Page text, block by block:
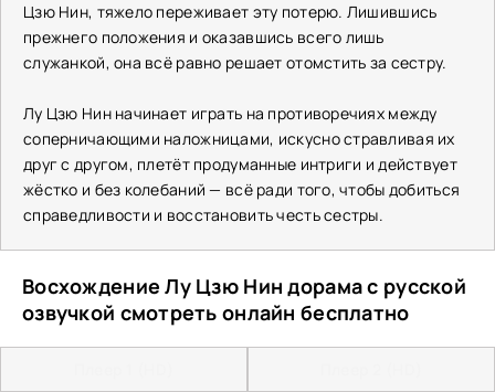
Цзю Нин, тяжело переживает эту потерю. Лишившись
прежнего положения и оказавшись всего лишь
служанкой, она всё равно решает отомстить за сестру.
Лу Цзю Нин начинает играть на противоречиях между
соперничающими наложницами, искусно стравливая их
друг с другом, плетёт продуманные интриги и действует
жёстко и без колебаний — всё ради того, чтобы добиться
справедливости и восстановить честь сестры.
Восхождение Лу Цзю Нин дорама с русской
озвучкой смотреть онлайн бесплатно